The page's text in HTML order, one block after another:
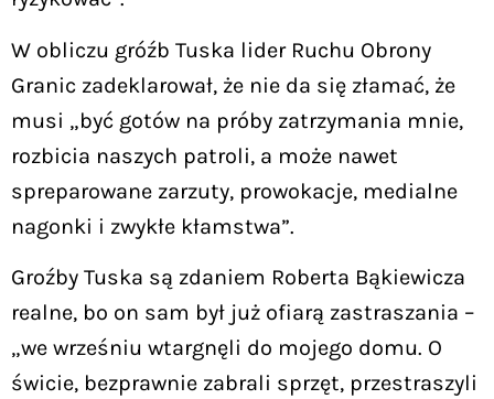
W obliczu gróźb Tuska lider Ruchu Obrony
Granic zadeklarował, że nie da się złamać, że
musi „być gotów na próby zatrzymania mnie,
rozbicia naszych patroli, a może nawet
spreparowane zarzuty, prowokacje, medialne
nagonki i zwykłe kłamstwa”.
Groźby Tuska są zdaniem Roberta Bąkiewicza
realne, bo on sam był już ofiarą zastraszania –
„we wrześniu wtargnęli do mojego domu. O
świcie, bezprawnie zabrali sprzęt, przestraszyli